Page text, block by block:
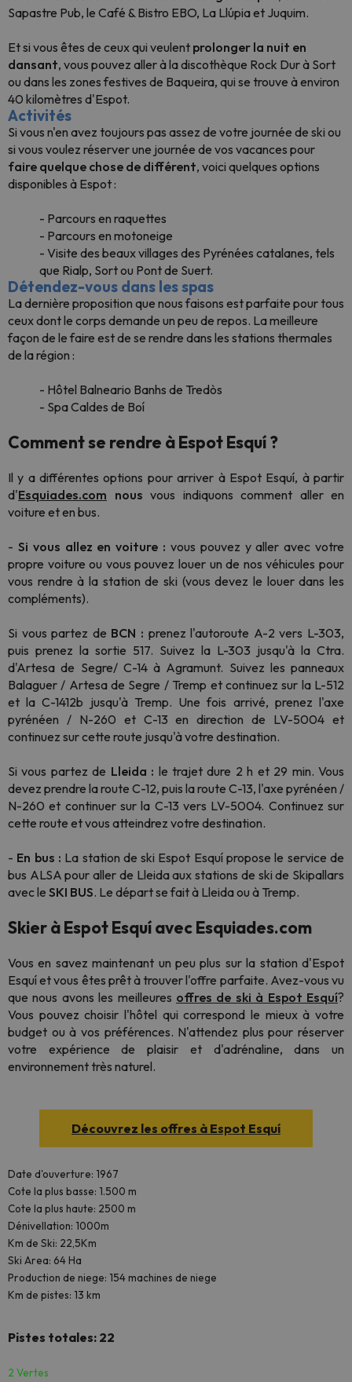
Sapastre Pub, le Café & Bistro EBO, La Llúpia et Juquim.
Et si vous êtes de ceux qui veulent prolonger la nuit en
dansant, vous pouvez aller à la discothèque Rock Dur à Sort
ou dans les zones festives de Baqueira, qui se trouve à environ
40 kilomètres d'Espot.
Activités
Si vous n'en avez toujours pas assez de votre journée de ski ou
si vous voulez réserver une journée de vos vacances pour
faire quelque chose de différent, voici quelques options
disponibles à Espot :
- Parcours en raquettes
- Parcours en motoneige
- Visite des beaux villages des Pyrénées catalanes, tels
que Rialp, Sort ou Pont de Suert.
Détendez-vous dans les spas
La dernière proposition que nous faisons est parfaite pour tous
ceux dont le corps demande un peu de repos. La meilleure
façon de le faire est de se rendre dans les stations thermales
de la région :
- Hôtel Balneario Banhs de Tredòs
- Spa Caldes de Boí
Comment se rendre à Espot Esquí ?
Il y a différentes options pour arriver à Espot Esquí, à partir
d'Esquiades.com nous vous indiquons comment aller en
voiture et en bus.
- Si vous allez en voiture : vous pouvez y aller avec votre
propre voiture ou vous pouvez louer un de nos véhicules pour
vous rendre à la station de ski (vous devez le louer dans les
compléments).
Si vous partez de BCN : prenez l'autoroute A-2 vers L-303,
puis prenez la sortie 517. Suivez la L-303 jusqu'à la Ctra.
d'Artesa de Segre/ C-14 à Agramunt. Suivez les panneaux
Balaguer / Artesa de Segre / Tremp et continuez sur la L-512
et la C-1412b jusqu'à Tremp. Une fois arrivé, prenez l'axe
pyrénéen / N-260 et C-13 en direction de LV-5004 et
continuez sur cette route jusqu'à votre destination.
Si vous partez de Lleida : le trajet dure 2 h et 29 min. Vous
devez prendre la route C-12, puis la route C-13, l'axe pyrénéen /
N-260 et continuer sur la C-13 vers LV-5004. Continuez sur
cette route et vous atteindrez votre destination.
- En bus : La station de ski Espot Esquí propose le service de
bus ALSA pour aller de Lleida aux stations de ski de Skipallars
avec le SKI BUS. Le départ se fait à Lleida ou à Tremp.
Skier à Espot Esquí avec Esquiades.com
Vous en savez maintenant un peu plus sur la station d'Espot
Esquí et vous êtes prêt à trouver l'offre parfaite. Avez-vous vu
que nous avons les meilleures offres de ski à Espot Esquí?
Vous pouvez choisir l'hôtel qui correspond le mieux à votre
budget ou à vos préférences. N'attendez plus pour réserver
votre expérience de plaisir et d'adrénaline, dans un
environnement très naturel.
Découvrez les offres à Espot Esquí
Date d'ouverture: 1967
Cote la plus basse: 1.500 m
Cote la plus haute: 2500 m
Dénivellation: 1000m
Km de Ski: 22,5Km
Ski Area: 64 Ha
Production de niege: 154 machines de niege
Km de pistes: 13 km
Pistes totales: 22
2 Vertes